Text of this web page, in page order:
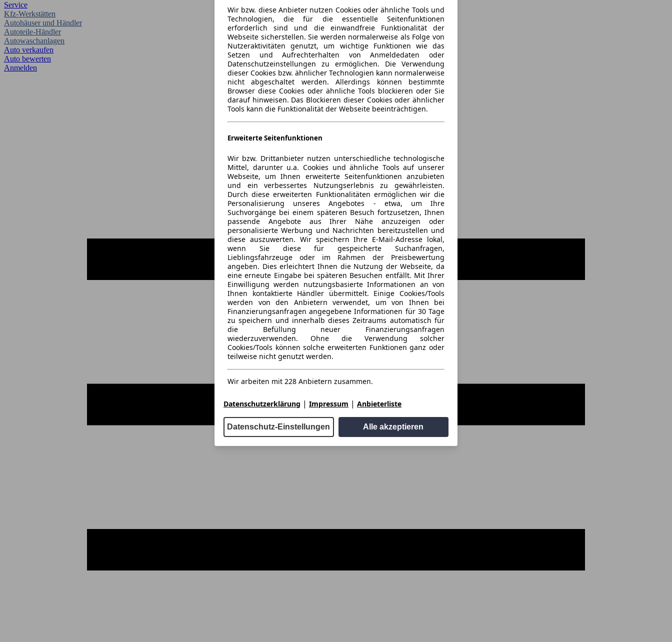
Service
Kfz-Werkstätten
Autohäuser und Händler
Autoteile-Händler
Autowaschanlagen
Auto verkaufen
Auto bewerten
Anmelden
Wir bzw. diese Anbieter nutzen Cookies oder ähnliche Tools und
Technologien, die für die essentielle Seitenfunktionen
erforderlich sind und die einwandfreie Funktionalität der
Webseite sicherstellen. Sie werden normalerweise als Folge von
Nutzeraktivitäten genutzt, um wichtige Funktionen wie das
Setzen und Aufrechterhalten von Anmeldedaten oder
Datenschutzeinstellungen zu ermöglichen. Die Verwendung
dieser Cookies bzw. ähnlicher Technologien kann normalerweise
nicht abgeschaltet werden. Allerdings können bestimmte
Browser diese Cookies oder ähnliche Tools blockieren oder Sie
darauf hinweisen. Das Blockieren dieser Cookies oder ähnlicher
Tools kann die Funktionalität der Webseite beeinträchtigen.
Erweiterte Seitenfunktionen
Wir bzw. Drittanbieter nutzen unterschiedliche technologische
Mittel, darunter u.a. Cookies und ähnliche Tools auf unserer
Webseite, um Ihnen erweiterte Seitenfunktionen anzubieten
und ein verbessertes Nutzungserlebnis zu gewährleisten.
Durch diese erweiterten Funktionalitäten ermöglichen wir die
Personalisierung unseres Angebotes - etwa, um Ihre
Suchvorgänge bei einem späteren Besuch fortzusetzen, Ihnen
passende Angebote aus Ihrer Nähe anzuzeigen oder
personalisierte Werbung und Nachrichten bereitzustellen und
diese auszuwerten. Wir speichern Ihre E-Mail-Adresse lokal,
wenn Sie diese für gespeicherte Suchanfragen,
Lieblingsfahrzeuge oder im Rahmen der Preisbewertung
angeben. Dies erleichtert Ihnen die Nutzung der Webseite, da
eine erneute Eingabe bei späteren Besuchen entfällt. Mit Ihrer
Einwilligung werden nutzungsbasierte Informationen an von
Ihnen kontaktierte Händler übermittelt. Einige Cookies/Tools
werden von den Anbietern verwendet, um von Ihnen bei
Finanzierungsanfragen angegebene Informationen für 30 Tage
zu speichern und innerhalb dieses Zeitraums automatisch für
die Befüllung neuer Finanzierungsanfragen
wiederzuverwenden. Ohne die Verwendung solcher
Cookies/Tools können solche erweiterten Funktionen ganz oder
teilweise nicht genutzt werden.
Wir arbeiten mit 228 Anbietern zusammen.
Datenschutzerklärung | Impressum | Anbieterliste
Datenschutz-Einstellungen Alle akzeptieren